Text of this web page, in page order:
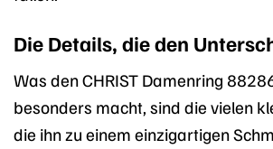
Die Details, die den
Was den CHRIST Damenring
besonders macht, sind die vielen
die ihn zu einem einzigartigen